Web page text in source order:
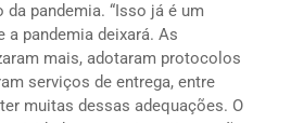
pandemia. “Isso já é um
a pandemia deixará. As
mais, adotaram protocolos
serviços de entrega, entre
muitas dessas adequações. O